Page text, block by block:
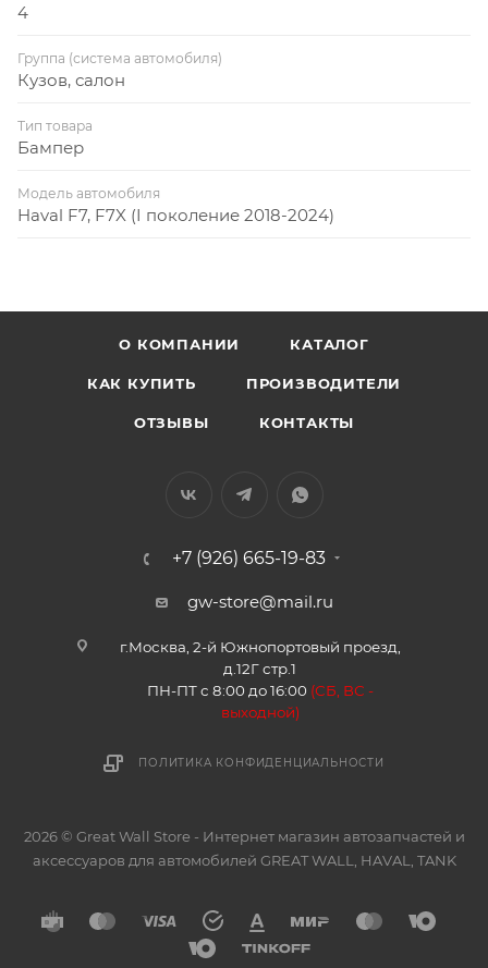
4
Группа (система автомобиля)
Кузов, салон
Тип товара
Бампер
Модель автомобиля
Haval F7, F7X (I поколение 2018-2024)
О КОМПАНИИ КАТАЛОГ
КАК КУПИТЬ ПРОИЗВОДИТЕЛИ
ОТЗЫВЫ КОНТАКТЫ
+7 (926) 665-19-83
gw-store@mail.ru
г.Москва, 2-й Южнопортовый проезд,
д.12Г стр.1
ПН-ПТ с 8:00 до 16:00 (СБ, ВС -
выходной)
ПОЛИТИКА КОНФИДЕНЦИАЛЬНОСТИ
2026 © Great Wall Store - Интернет магазин автозапчастей и
аксессуаров для автомобилей GREAT WALL, HAVAL, TANK